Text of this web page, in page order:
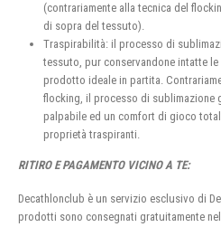
(contrariamente alla tecnica del
di sopra del tessuto).
Traspirabilità: il processo di
tessuto, pur conservandone intatte
prodotto ideale in partita.
flocking, il processo di sublimazione
palpabile ed un comfort di gioco
proprietà traspiranti.
RITIRO E PAGAMENTO VICINO A TE:
Decathlonclub è un servizio esclusivo di
prodotti sono consegnati gratuitamente